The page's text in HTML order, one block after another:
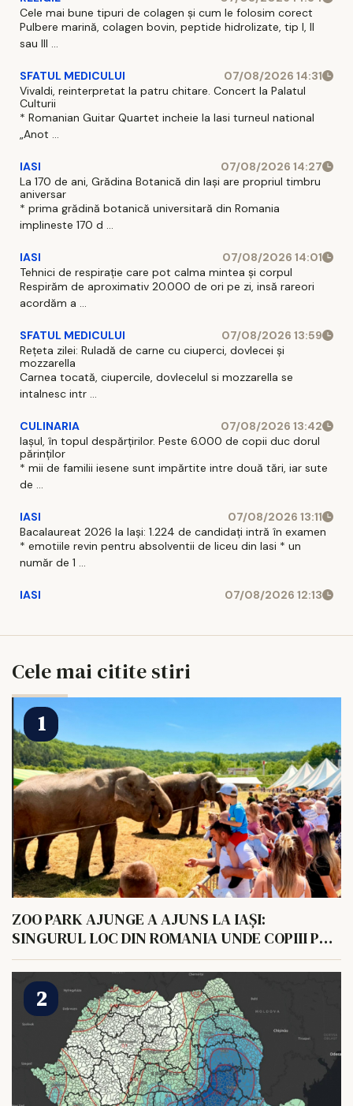
Cele mai bune tipuri de colagen și cum le folosim corect
Pulbere marină, colagen bovin, peptide hidrolizate, tip I, II
sau III ...
SFATUL MEDICULUI
07/08/2026 14:31
Vivaldi, reinterpretat la patru chitare. Concert la Palatul
Culturii
* Romanian Guitar Quartet incheie la Iasi turneul national
„Anot ...
IASI
07/08/2026 14:27
La 170 de ani, Grădina Botanică din Iași are propriul timbru
aniversar
* prima grădină botanică universitară din Romania
implineste 170 d ...
IASI
07/08/2026 14:01
Tehnici de respirație care pot calma mintea și corpul
Respirăm de aproximativ 20.000 de ori pe zi, insă rareori
acordăm a ...
SFATUL MEDICULUI
07/08/2026 13:59
Rețeta zilei: Ruladă de carne cu ciuperci, dovlecei și
mozzarella
Carnea tocată, ciupercile, dovlecelul si mozzarella se
intalnesc intr ...
CULINARIA
07/08/2026 13:42
Iașul, în topul despărțirilor. Peste 6.000 de copii duc dorul
părinților
* mii de familii iesene sunt impărtite intre două tări, iar sute
de ...
IASI
07/08/2026 13:11
Bacalaureat 2026 la Iași: 1.224 de candidați intră în examen
* emotiile revin pentru absolventii de liceu din Iasi * un
număr de 1 ...
IASI 07/08/2026 12:13
Cele mai citite stiri
ZOO PARK AJUNGE A AJUNS LA IAȘI:
SINGURUL LOC DIN ROMANIA UNDE COPIII POT
HRANI UN ELEFANT